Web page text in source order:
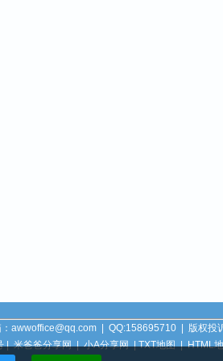
awwoffice@qq.com | QQ:158695710 |
版权投
|米爸爸分享网|小A分享网|TXT地图|HTML